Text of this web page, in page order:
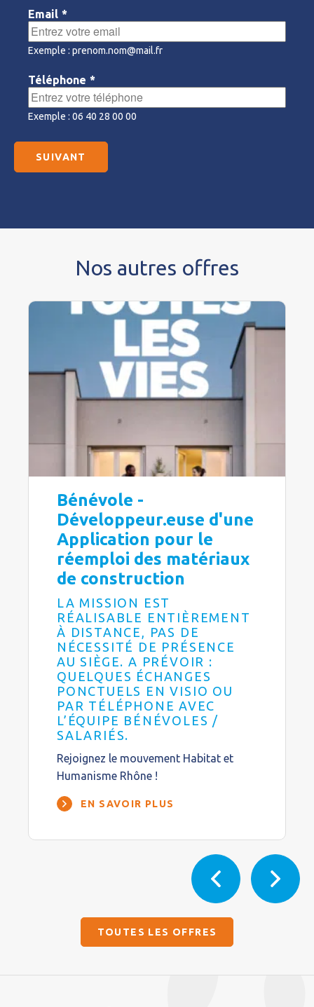
Email *
Exemple : prenom.nom@mail.fr
Téléphone *
Exemple : 06 40 28 00 00
Nos autres offres
Bénévole -
Développeur.euse d'une
Application pour le
réemploi des matériaux
de construction
LA MISSION EST
RÉALISABLE ENTIÈREMENT
À DISTANCE, PAS DE
NÉCESSITÉ DE PRÉSENCE
AU SIÈGE. A PRÉVOIR :
QUELQUES ÉCHANGES
PONCTUELS EN VISIO OU
PAR TÉLÉPHONE AVEC
L’ÉQUIPE BÉNÉVOLES /
SALARIÉS.
Rejoignez le mouvement Habitat et
Humanisme Rhône !
EN SAVOIR PLUS
TOUTES LES OFFRES